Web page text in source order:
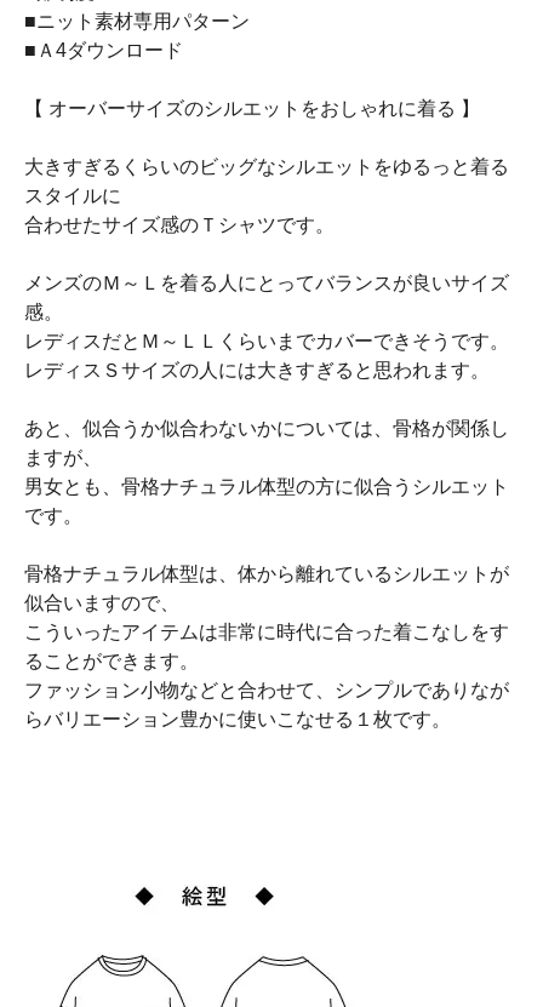
■ニット素材専用パターン
■Ａ4ダウンロード
【 オーバーサイズのシルエットをおしゃれに着る 】
大きすぎるくらいのビッグなシルエットをゆるっと着る
スタイルに
合わせたサイズ感のＴシャツです。
メンズのＭ～Ｌを着る人にとってバランスが良いサイズ
感。
レディスだとＭ～ＬＬくらいまでカバーできそうです。
レディスＳサイズの人には大きすぎると思われます。
あと、似合うか似合わないかについては、骨格が関係し
ますが、
男女とも、骨格ナチュラル体型の方に似合うシルエット
です。
骨格ナチュラル体型は、体から離れているシルエットが
似合いますので、
こういったアイテムは非常に時代に合った着こなしをす
ることができます。
ファッション小物などと合わせて、シンプルでありなが
らバリエーション豊かに使いこなせる１枚です。